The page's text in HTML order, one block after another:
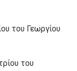
του Γεωργίου
του